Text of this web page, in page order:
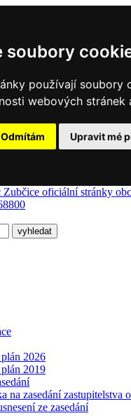
soubory
používají soubory
webových
Odmítám Upravit mé
Zubčice oficiální stránky
2026
2019
na zasedání zastupitelstva
ze zasedání